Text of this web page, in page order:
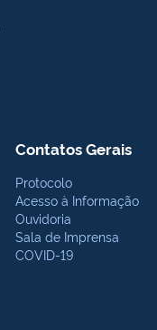
Contatos Gerais
Protocolo
Acesso à Informação
Ouvidoria
Sala de Imprensa
COVID-19